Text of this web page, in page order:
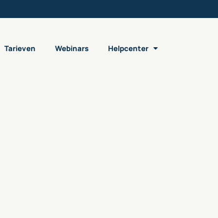
Tarieven Webinars Helpcenter